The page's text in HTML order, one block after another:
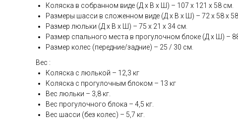
Коляска в собранном виде (Д х В х Ш) – 107 х 121 х 58 см.
Размеры шасси в сложенном виде (Д х В х Ш) – 72 х 58 х
Размер люльки (Д х В х Ш) – 75 х 21 х 34 см.
Размер спального места в прогулочном блоке (Д х Ш) –
Размер колес (передние/задние) – 25 / 30 см.
Вес :
Коляска с люлькой – 12,3 кг
Коляска с прогулочным блоком – 13 кг
Вес люльки – 3,8 кг.
Вес прогулочного блока – 4,5 кг.
Вес шасси (без колес) – 5,7 кг.